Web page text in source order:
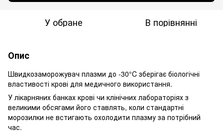
У обране В порівнянні
Опис
Швидкозаморожувач плазми до -30°C зберігає біологічні
властивості крові для медичного використання.
У лікарняних банках крові чи клінічних лабораторіях з
великими обсягами його ставлять, коли стандартні
морозилки не встигають охолодити плазму за потрібний
час.